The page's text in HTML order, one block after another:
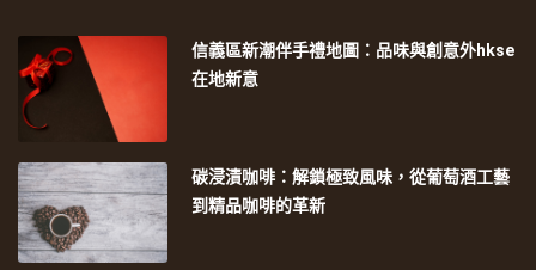
信義區新潮伴手禮地圖：品味與創意外hkse
在地新意
碳浸漬咖啡：解鎖極致風味，從葡萄酒工藝
到精品咖啡的革新